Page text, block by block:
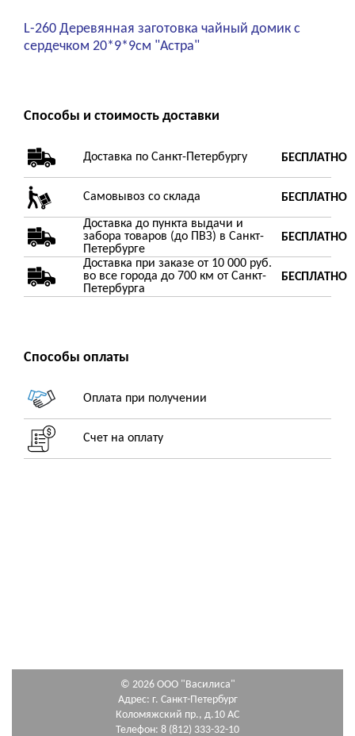
L-260 Деревянная заготовка чайный домик c
сердечком 20*9*9см "Астра"
Способы и стоимость доставки
Доставка по Санкт-Петербургу БЕСПЛАТНО
Самовывоз со склада БЕСПЛАТНО
Доставка до пункта выдачи и
забора товаров (до ПВЗ) в Санкт-
Петербурге
БЕСПЛАТНО
Доставка при заказе от 10 000 руб.
во все города до 700 км от Санкт-
Петербурга
БЕСПЛАТНО
Способы оплаты
Оплата при получении
Счет на оплату
© 2026 ООО "Василиса"
Адрес: г. Санкт-Петербург
Коломяжский пр., д.10 АС
Телефон: 8 (812) 333-32-10